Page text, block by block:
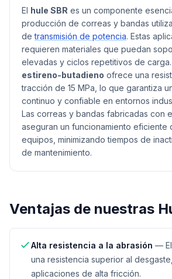
El hule SBR es un componente
producción de correas y bandas
detransmisión de potencia. Estas
requieren materiales que puedan
elevadas y ciclos repetitivos de carga.
estireno-butadieno ofrece una
tracción de 15 MPa, lo que garantiza
continuo y confiable en entornos
Las correas y bandas fabricadas con
aseguran un funcionamiento eficiente
equipos, minimizando tiempos de
de mantenimiento.
Ventajas de nuestras
Alta resistencia a la abrasión —
una resistencia superior al
aplicaciones de alta fricción.